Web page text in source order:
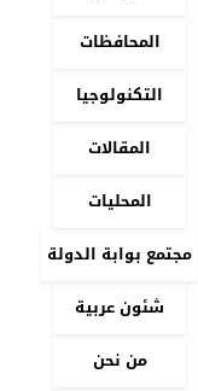
المحافظات
التكنولوجيا
المقالات
المحليات
مجتمع بوابة الدولة
شئون عربية
من نحن